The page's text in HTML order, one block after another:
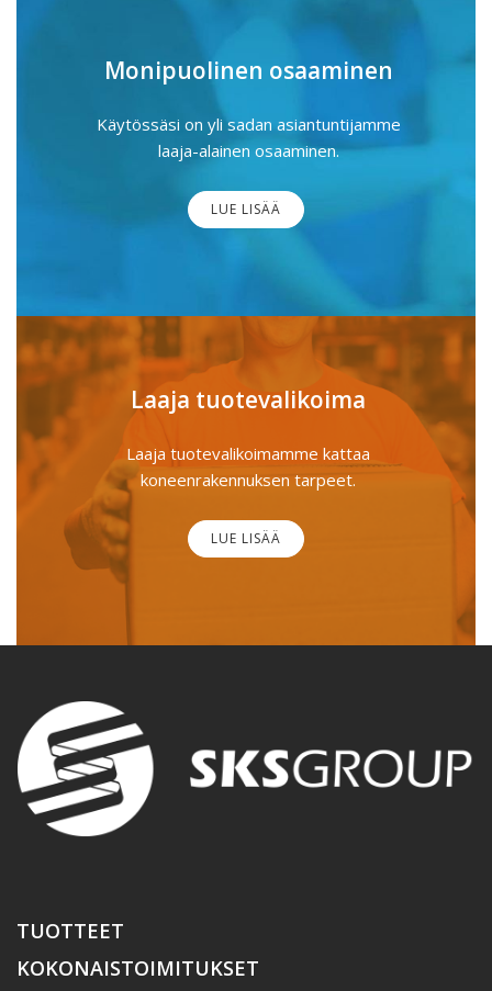
Monipuolinen osaaminen
Käytössäsi on yli sadan asiantuntijamme
laaja-alainen osaaminen.
LUE LISÄÄ
Laaja tuotevalikoima
Laaja tuotevalikoimamme kattaa
koneenrakennuksen tarpeet.
LUE LISÄÄ
TUOTTEET
KOKONAISTOIMITUKSET